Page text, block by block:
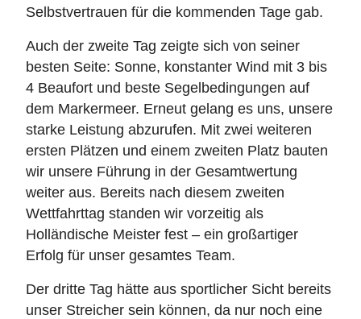
Selbstvertrauen für die kommenden Tage gab.
Auch der zweite Tag zeigte sich von seiner
besten Seite: Sonne, konstanter Wind mit 3 bis
4 Beaufort und beste Segelbedingungen auf
dem Markermeer. Erneut gelang es uns, unsere
starke Leistung abzurufen. Mit zwei weiteren
ersten Plätzen und einem zweiten Platz bauten
wir unsere Führung in der Gesamtwertung
weiter aus. Bereits nach diesem zweiten
Wettfahrttag standen wir vorzeitig als
Holländische Meister fest – ein großartiger
Erfolg für unser gesamtes Team.
Der dritte Tag hätte aus sportlicher Sicht bereits
unser Streicher sein können, da nur noch eine